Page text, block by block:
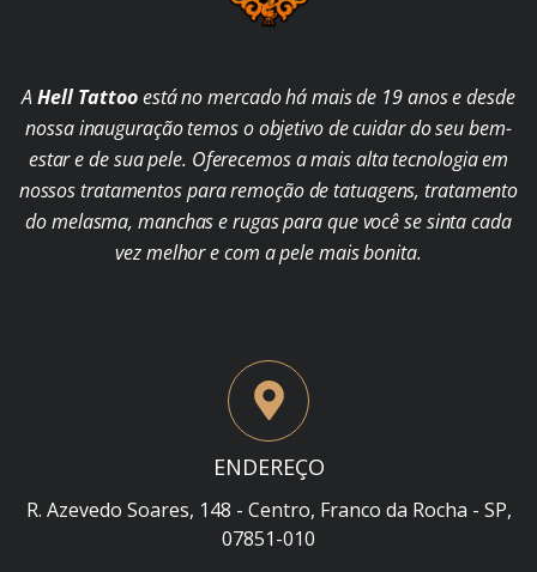
AHell Tattooestá no mercado há mais de 19 anos e desde
nossa inauguração temos o objetivo de cuidar do seu bem-
estar e de sua pele. Oferecemos a mais alta tecnologia em
nossos tratamentos para remoção de tatuagens, tratamento
do melasma, manchas e rugas para que você se sinta cada
vez melhor e com a pele mais bonita.
ENDEREÇO
R. Azevedo Soares, 148 - Centro, Franco da Rocha - SP,
07851-010